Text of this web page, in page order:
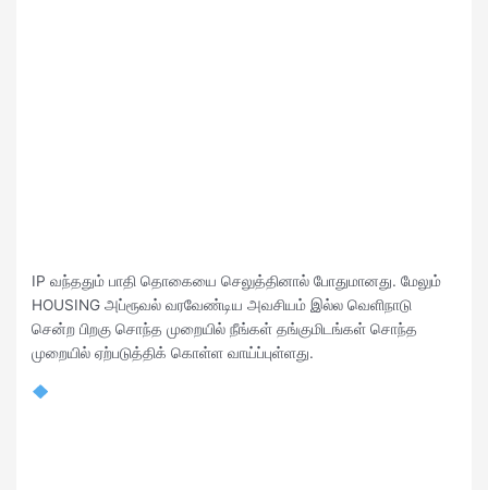
IP வந்ததும் பாதி தொகையை செலுத்தினால் போதுமானது. மேலும்
HOUSING அப்ரூவல் வரவேண்டிய அவசியம் இல்ல வெளிநாடு
சென்ற பிறகு சொந்த முறையில் நீங்கள் தங்குமிடங்கள் சொந்த
முறையில் ஏற்படுத்திக் கொள்ள வாய்ப்புள்ளது.